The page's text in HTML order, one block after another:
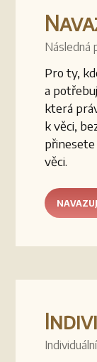
Následná
Pro ty,
a
která
k věci,
přinesete
věci.